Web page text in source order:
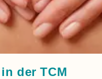
der TCM